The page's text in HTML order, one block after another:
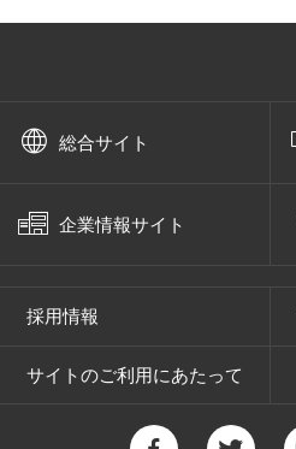
総合サイト
企業情報サイト
採用情報
サイトのご利用にあたって